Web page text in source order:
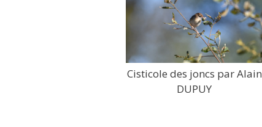
Cisticole des joncs par Alain
DUPUY